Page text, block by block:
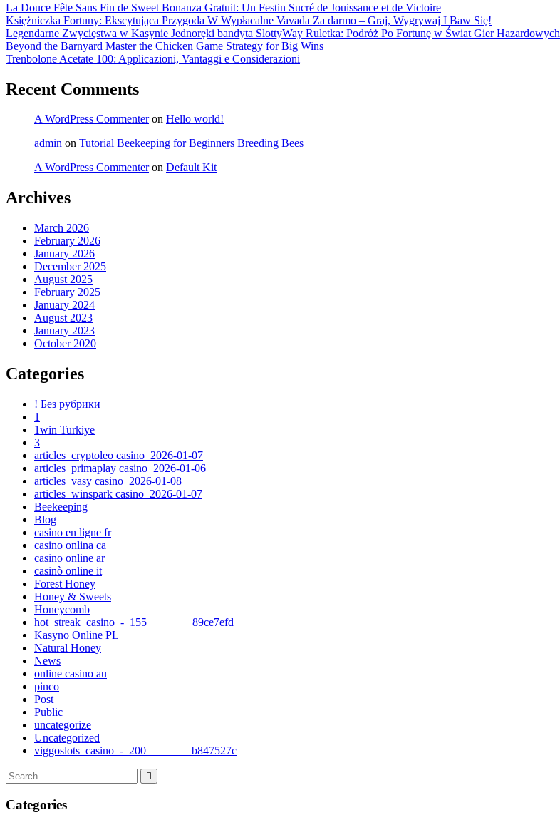
La Douce Fête Sans Fin de Sweet Bonanza Gratuit: Un Festin Sucré de Jouissance et de Victoire
Księżniczka Fortuny: Ekscytująca Przygoda W Wypłacalne Vavada Za darmo – Graj, Wygrywaj I Baw Się!
Legendarne Zwycięstwa w Kasynie Jednoręki bandyta SlottyWay Ruletka: Podróż Po Fortunę w Świat Gier Hazardowych
Beyond the Barnyard Master the Chicken Game Strategy for Big Wins
Trenbolone Acetate 100: Applicazioni, Vantaggi e Considerazioni
Recent Comments
A WordPress Commenteron Hello world!
admin on Tutorial Beekeeping for Beginners Breeding Bees
A WordPress Commenteron Default Kit
Archives
March 2026
February 2026
January 2026
December 2025
August 2025
February 2025
January 2024
August 2023
January 2023
October 2020
Categories
! Без рубрики
1
1win Turkiye
3
articles_cryptoleo casino_2026-01-07
articles_primaplay casino_2026-01-06
articles_vasy casino_2026-01-08
articles_winspark casino_2026-01-07
Beekeeping
Blog
casino en ligne fr
casino onlina ca
casino online ar
casinò online it
Forest Honey
Honey & Sweets
Honeycomb
hot_streak_casino_-_155________89ce7efd
Kasyno Online PL
Natural Honey
News
online casino au
pinco
Post
Public
uncategorize
Uncategorized
viggoslots_casino_-_200________b847527c
Categories